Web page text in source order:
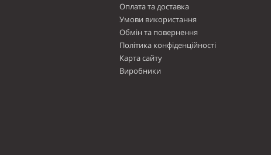
Оплата та доставка
Умови використання
Обмін та повернення
Політика конфіденційності
Карта сайту
Виробники